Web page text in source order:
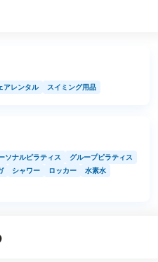
アレンタル スイミング用品
ソナルピラティス
グループピラティス
シャワー ロッカー
水素水